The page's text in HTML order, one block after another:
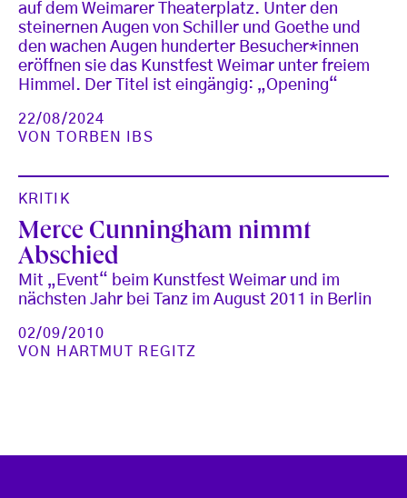
auf dem Weimarer Theaterplatz. Unter den
steinernen Augen von Schiller und Goethe und
den wachen Augen hunderter Besucher*innen
eröffnen sie das Kunstfest Weimar unter freiem
Himmel. Der Titel ist eingängig: „Opening“
22/08/2024
VON
TORBEN IBS
KRITIK
Merce Cunningham nimmt
Abschied
Mit „Event“ beim Kunstfest Weimar und im
nächsten Jahr bei Tanz im August 2011 in Berlin
02/09/2010
VON
HARTMUT REGITZ